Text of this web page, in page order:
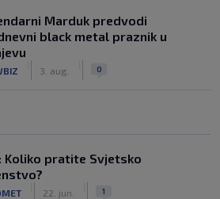
Marduk predvodi
black metal praznik u
3. aug. 0
Koliko pratite Svjetsko
22. jun. 1